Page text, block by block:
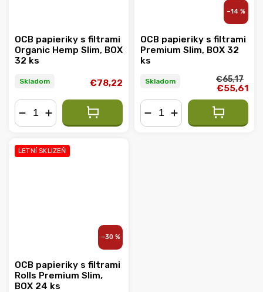
OCB papieriky s filtrami
Organic Hemp Slim, BOX
32 ks
Skladom €78,22
–14 %
OCB papieriky s filtrami
Premium Slim, BOX 32
ks
Skladom €65,17
€55,61
LETNÍ SKLIZEŇ
–30 %
OCB papieriky s filtrami
Rolls Premium Slim,
BOX 24 ks